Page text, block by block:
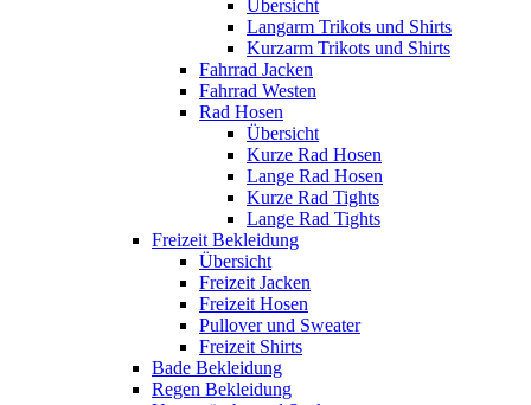
Übersicht
Langarm Trikots und Shirts
Kurzarm Trikots und Shirts
Fahrrad Jacken
Fahrrad Westen
Rad Hosen
Übersicht
Kurze Rad Hosen
Lange Rad Hosen
Kurze Rad Tights
Lange Rad Tights
Freizeit Bekleidung
Übersicht
Freizeit Jacken
Freizeit Hosen
Pullover und Sweater
Freizeit Shirts
Bade Bekleidung
Regen Bekleidung